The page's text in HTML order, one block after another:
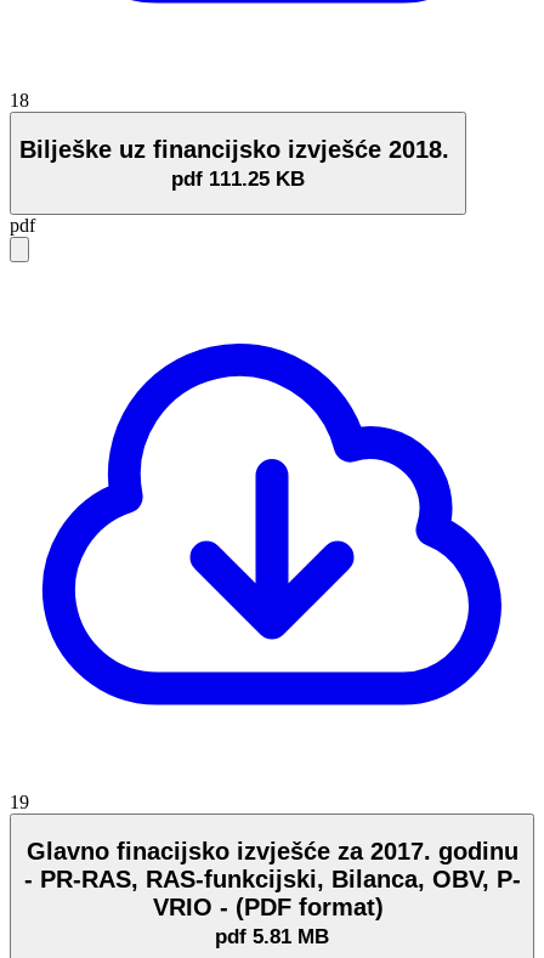
18
Bilješke uz financijsko izvješće 2018.
pdf 111.25 KB
pdf
19
Glavno finacijsko izvješće za 2017. godinu
- PR-RAS, RAS-funkcijski, Bilanca, OBV, P-
VRIO - (PDF format)
pdf 5.81 MB